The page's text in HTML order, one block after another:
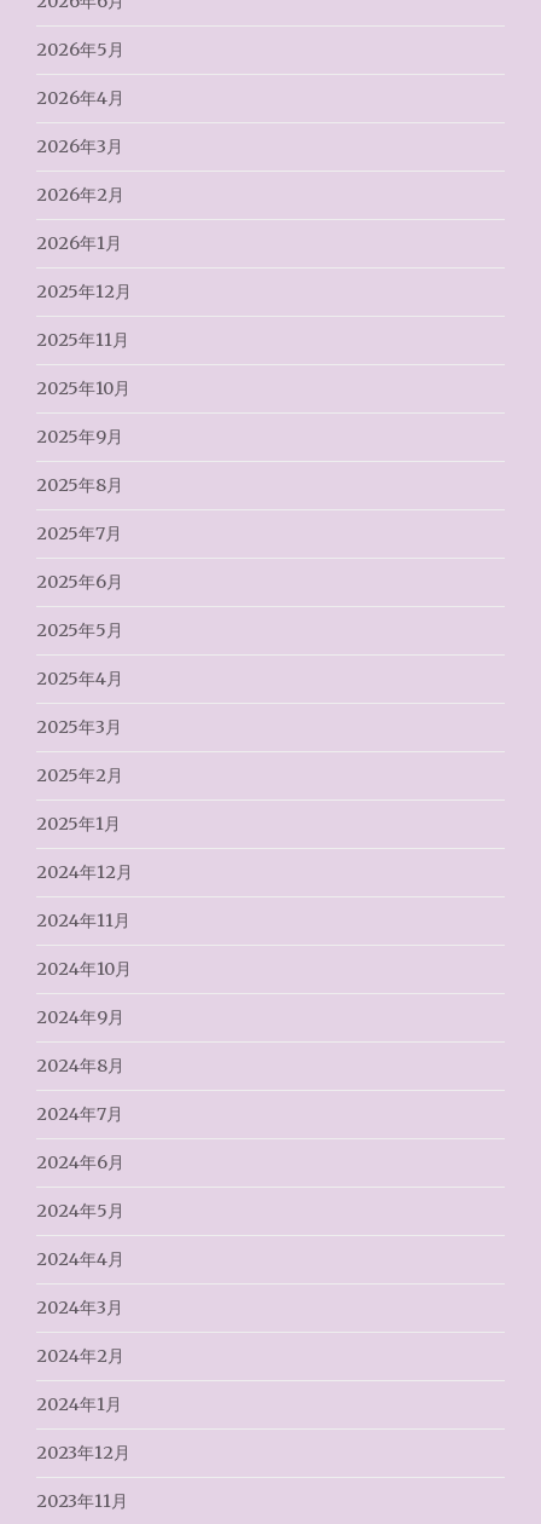
2026年5月
2026年4月
2026年3月
2026年2月
2026年1月
2025年12月
2025年11月
2025年10月
2025年9月
2025年8月
2025年7月
2025年6月
2025年5月
2025年4月
2025年3月
2025年2月
2025年1月
2024年12月
2024年11月
2024年10月
2024年9月
2024年8月
2024年7月
2024年6月
2024年5月
2024年4月
2024年3月
2024年2月
2024年1月
2023年12月
2023年11月